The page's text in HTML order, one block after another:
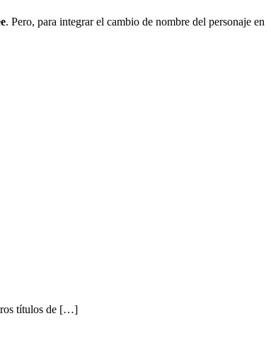
. Pero, para integrar el cambio de nombre del personaje en
títulos de […]